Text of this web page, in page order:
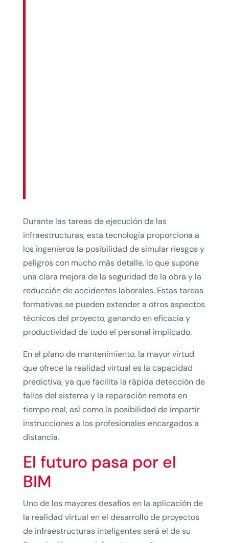
Durante las tareas de ejecución de las
infraestructuras, esta tecnología proporciona a
los ingenieros la posibilidad de simular riesgos y
peligros con mucho más detalle, lo que supone
una clara mejora de la seguridad de la obra y la
reducción de accidentes laborales. Estas tareas
formativas se pueden extender a otros aspectos
técnicos del proyecto, ganando en eficacia y
productividad de todo el personal implicado.
En el plano de mantenimiento, la mayor virtud
que ofrece la realidad virtual es la capacidad
predictiva, ya que facilita la rápida detección de
fallos del sistema y la reparación remota en
tiempo real, así como la posibilidad de impartir
instrucciones a los profesionales encargados a
distancia.
El futuro pasa por el
BIM
Uno de los mayores desafíos en la aplicación de
la realidad virtual en el desarrollo de proyectos
de infraestructuras inteligentes será el de su